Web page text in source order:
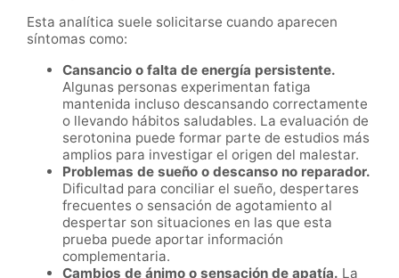
Esta analítica suele solicitarse cuando aparecen
síntomas como:
Cansancio o falta de energía persistente.
Algunas personas experimentan fatiga
mantenida incluso descansando correctamente
o llevando hábitos saludables. La evaluación de
serotonina puede formar parte de estudios más
amplios para investigar el origen del malestar.
Problemas de sueño o descanso no reparador.
Dificultad para conciliar el sueño, despertares
frecuentes o sensación de agotamiento al
despertar son situaciones en las que esta
prueba puede aportar información
complementaria.
Cambios de ánimo o sensación de apatía. La